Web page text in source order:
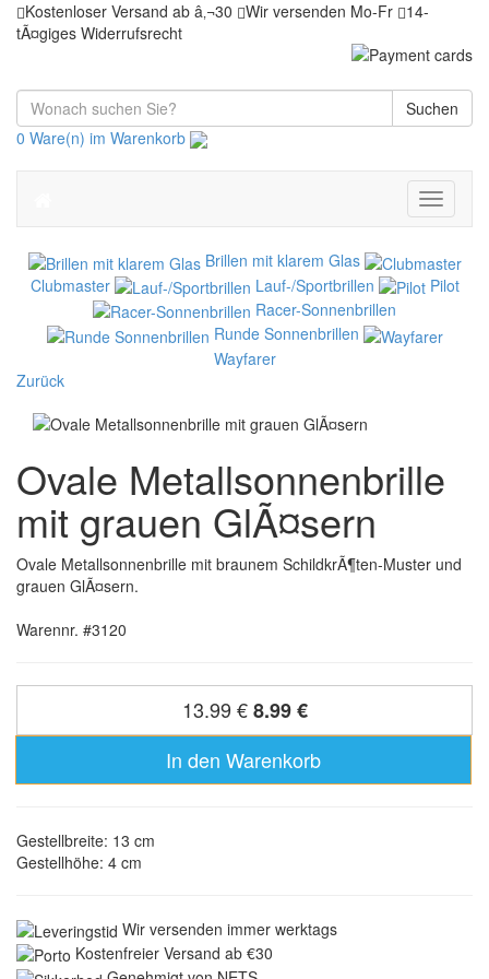
Kostenloser Versand ab â‚¬30 Wir versenden Mo-Fr
14-
tÃ¤giges Widerrufsrecht
Suchen
0 Ware(n) im Warenkorb
Toggle
Brillen mit klarem Glas
Clubmaster
Lauf-/Sportbrillen
Pilot
Racer-Sonnenbrillen
Runde Sonnenbrillen
Wayfarer
Zurück
Ovale Metallsonnenbrille
mit grauen GlÃ¤sern
Ovale Metallsonnenbrille mit braunem SchildkrÃ¶ten-Muster und
grauen GlÃ¤sern.
Warennr. #3120
13.99 € 8.99 €
In den Warenkorb
Gestellbreite: 13 cm
Gestellhöhe: 4 cm
Wir versenden immer werktags
Kostenfreier Versand ab €30